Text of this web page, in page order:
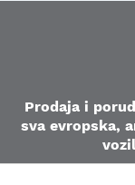
Prodaja i
sva evropska,